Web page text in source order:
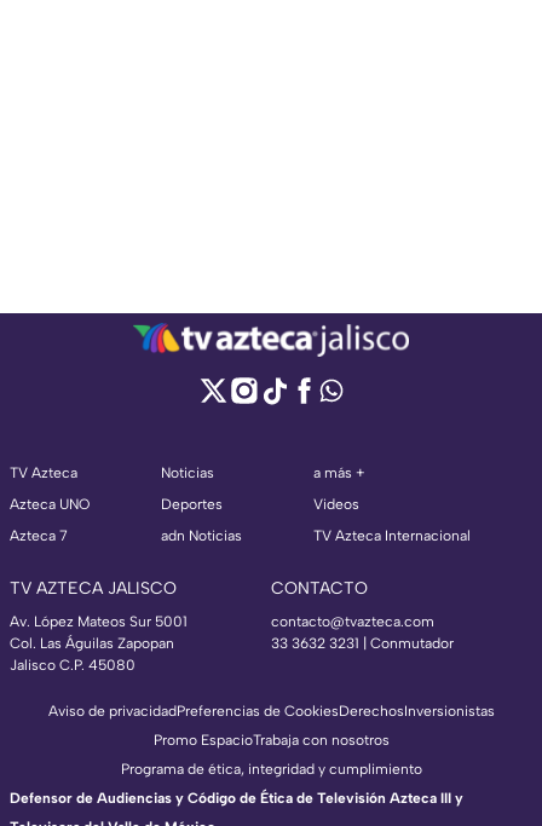
TV Azteca
Azteca UNO
Azteca 7
Noticias
Deportes
adn Noticias
a más +
Videos
TV Azteca Internacional
TV AZTECA JALISCO
Av. López Mateos Sur 5001
Col. Las Águilas Zapopan
Jalisco C.P. 45080
CONTACTO
contacto@tvazteca.com
33 3632 3231 | Conmutador
Aviso de privacidadPreferencias de CookiesDerechosInversionistas
Promo EspacioTrabaja con nosotros
Programa de ética, integridad y cumplimiento
Defensor de Audiencias y Código de Ética de Televisión Azteca III y